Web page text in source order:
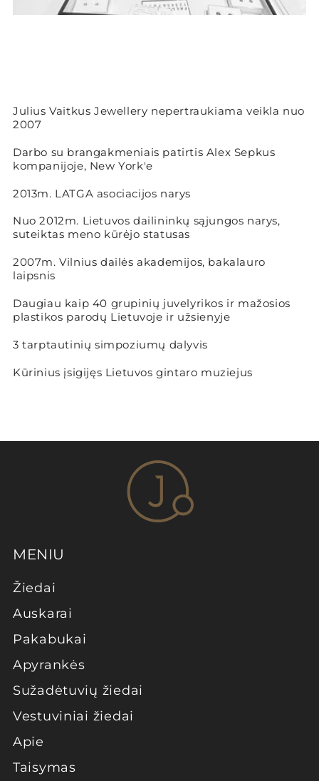
Julius Vaitkus Jewellery nepertraukiama veikla nuo
2007
Darbo su brangakmeniais patirtis Alex Sepkus
kompanijoje, New York'e
2013m. LATGA asociacijos narys
Nuo 2012m. Lietuvos dailininkų sąjungos narys,
suteiktas meno kūrėjo statusas
2007m. Vilnius dailės akademijos, bakalauro
laipsnis
Daugiau kaip 40 grupinių juvelyrikos ir mažosios
plastikos parodų Lietuvoje ir užsienyje
3 tarptautinių simpoziumų dalyvis
Kūrinius įsigijęs Lietuvos gintaro muziejus
MENIU
Žiedai
Auskarai
Pakabukai
Apyrankės
Sužadėtuvių žiedai
Vestuviniai žiedai
Apie
Taisymas